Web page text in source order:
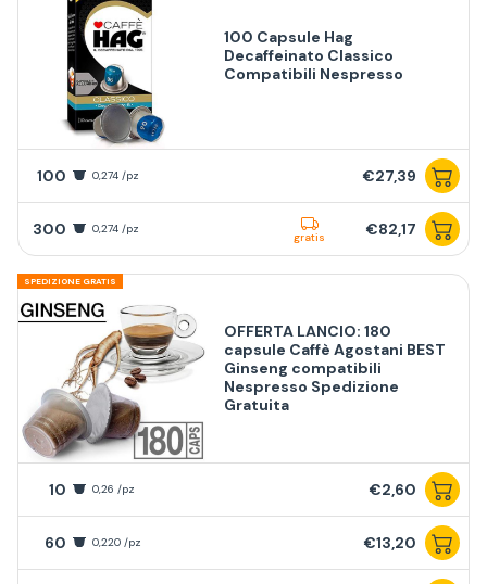
100 Capsule Hag
Decaffeinato Classico
Compatibili Nespresso
100 0,274 /pz €27,39
300 0,274 /pz
gratis €82,17
SPEDIZIONE GRATIS
OFFERTA LANCIO: 180
capsule Caffè Agostani BEST
Ginseng compatibili
Nespresso Spedizione
Gratuita
10 0,26 /pz €2,60
60 0,220 /pz €13,20